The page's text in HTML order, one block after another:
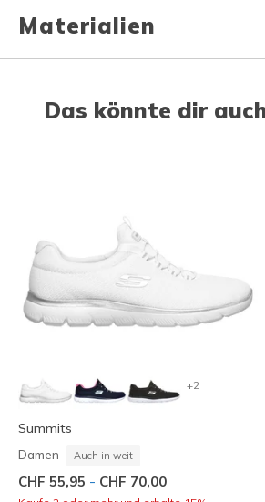
Materialien
Das könnte dir
+2
Summits
Damen Auch in weit
CHF 55,95 - CHF 70,00